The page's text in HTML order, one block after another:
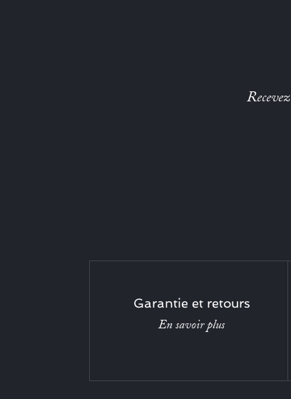
Garantie et retours
En savoir plus